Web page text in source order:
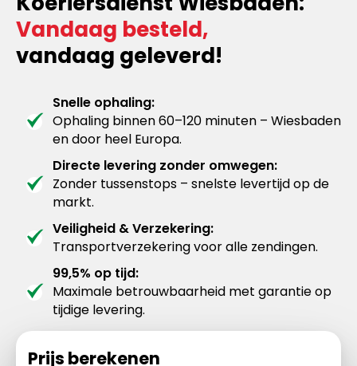
Vandaag besteld,
vandaag geleverd!
Snelle ophaling:
Ophaling binnen 60–120 minuten – Wiesbaden
en door heel Europa.
Directe levering zonder omwegen:
Zonder tussenstops – snelste levertijd op de
markt.
Veiligheid & Verzekering:
Transportverzekering voor alle zendingen.
99,5% op tijd:
Maximale betrouwbaarheid met garantie op
tijdige levering.
Prijs berekenen